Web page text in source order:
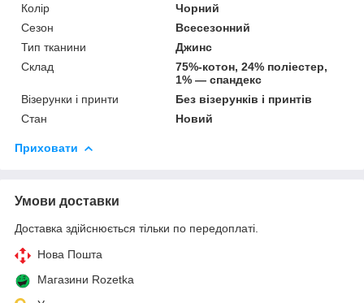
Колір
Чорний
Сезон
Всесезонний
Тип тканини
Джинс
Склад
75%-котон, 24% поліестер,
1% — спандекс
Візерунки і принти
Без візерунків і принтів
Стан
Новий
Приховати
Умови доставки
Доставка здійснюється тільки по передоплаті.
Нова Пошта
Магазини Rozetka